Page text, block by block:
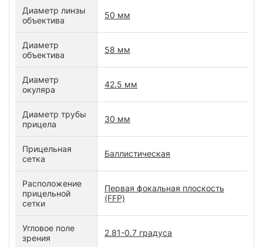
Диаметр линзы
объектива
50 мм
Диаметр
объектива
58 мм
Диаметр
окуляра
42.5 мм
Диаметр трубы
прицела
30 мм
Прицельная
сетка
Баллистическая
Расположение
прицельной
сетки
Первая фокальная плоскость
(FFP)
Угловое поле
зрения
2.81-0.7 градуса